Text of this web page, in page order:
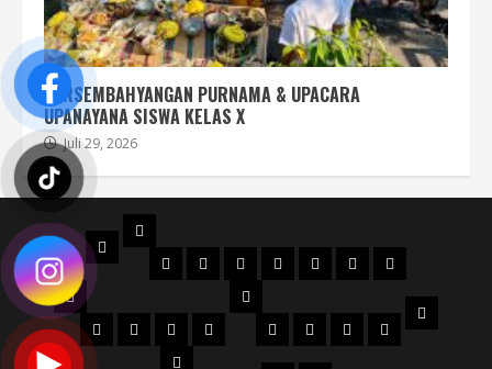
PERSEMBAHYANGAN PURNAMA & UPACARA
UPANAYANA SISWA KELAS X
Juli 29, 2026
BERANDA
PROFIL
STRUKTUR
ORGANISASI
DENAHMAPSSEJARAH
AKREDITASI
SERTIFIKAT
FILOSOFI
LOGO
JURUSAN
Perhotelan
KulinerKECANTIKAN
Tata
WKS
WKS
1
WKS
2
WKSWKS
VISI
PTK